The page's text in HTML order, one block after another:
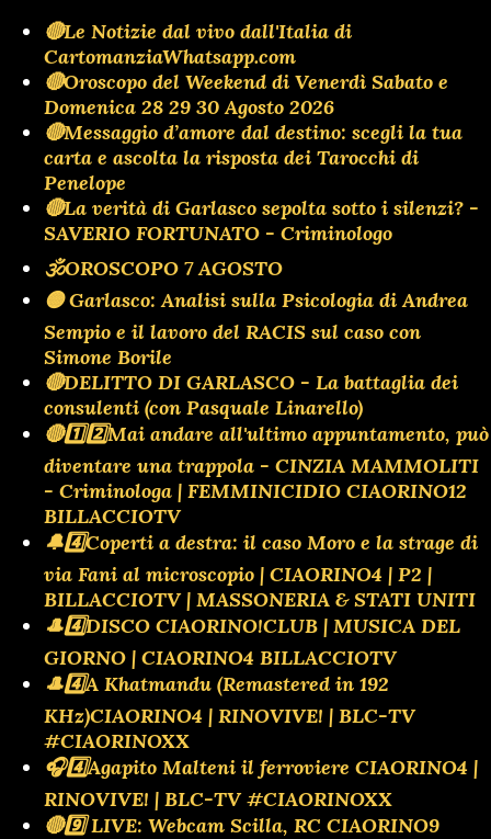
🔴Le Notizie dal vivo dall'Italia di
CartomanziaWhatsapp.com
🔴Oroscopo del Weekend di Venerdì Sabato e
Domenica 28 29 30 Agosto 2026
🔴Messaggio d’amore dal destino: scegli la tua
carta e ascolta la risposta dei Tarocchi di
Penelope
🔴La verità di Garlasco sepolta sotto i silenzi? -
SAVERIO FORTUNATO - Criminologo
🕉OROSCOPO 7 AGOSTO
🟡 Garlasco: Analisi sulla Psicologia di Andrea
Sempio e il lavoro del RACIS sul caso con
Simone Borile
🔴DELITTO DI GARLASCO - La battaglia dei
consulenti (con Pasquale Linarello)
🔴1️⃣2️⃣Mai andare all'ultimo appuntamento, può
diventare una trappola - CINZIA MAMMOLITI
- Criminologa | FEMMINICIDIO CIAORINO12
BILLACCIOTV
🔔4️⃣Coperti a destra: il caso Moro e la strage di
via Fani al microscopio | CIAORINO4 | P2 |
BILLACCIOTV | MASSONERIA & STATI UNITI
🎩4️⃣DISCO CIAORINO!CLUB | MUSICA DEL
GIORNO | CIAORINO4 BILLACCIOTV
🎩4️⃣A Khatmandu (Remastered in 192
KHz)CIAORINO4 | RINOVIVE! | BLC-TV
#CIAORINOXX
🎧4️⃣Agapito Malteni il ferroviere CIAORINO4 |
RINOVIVE! | BLC-TV #CIAORINOXX
🔴9️⃣ LIVE: Webcam Scilla, RC CIAORINO9